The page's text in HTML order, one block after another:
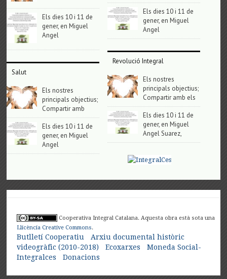
Els dies 10 i 11 de
gener, en Miguel
Angel
Salut
Els nostres
principals objectius;
Compartir amb
Els dies 10 i 11 de
gener, en Miguel
Angel
Els dies 10 i 11 de
gener, en Miguel
Angel
Revolució Integral
Els nostres
principals objectius;
Compartir amb els
Els dies 10 i 11 de
gener, en Miguel
Angel Suarez,
Cooperativa Integral Catalana. Aquesta obra està sota una
Llicència Creative Commons.
Butlletí Cooperatiu
Arxiu documental històric
videogràfic (2010-2018)
Ecoxarxes
Moneda Social-
Integralces
Donacions